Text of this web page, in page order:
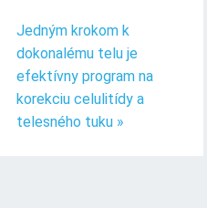
Jedným krokom k
dokonalému telu je
efektívny program na
korekciu celulitídy a
telesného tuku »